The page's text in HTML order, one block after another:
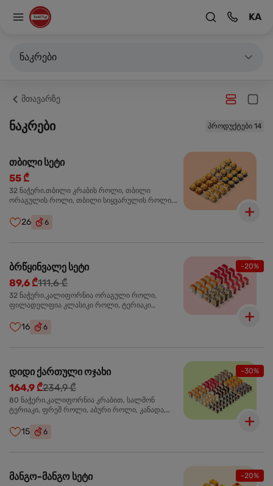
KA
ნაკრები
მთავარზე
ნაკრები პროდუქტები 14
თბილი სეტი
55 ₾
32 ნაჭერი.თბილი კრაბის როლი, თბილი
ორაგულის როლი, თბილი სიყვარულის როლი,
26 6
-20%
ბრწყინვალე სეტი
89,6 ₾111,6 ₾
32 ნაჭერი.კალიფორნია ორაგული როლი,
ფილადელფია კლასიკი როლი, ტერიაკი
16 6
-30%
დიდი ქართული ოჯახი
164,9 ₾234,9 ₾
80 ნაჭერი.კალიფორნია კრაბით, სალმონ
ტერიაკი, ფრეშ როლი, აბური როლი, კანადა,
ფილადელფია კლასიკი
15 6
-20%
მანგო-მანგო სეტი